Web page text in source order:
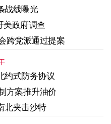
战线曝光
美政府调查
跨党派通过提案
约式防务协议
方案推升油价
北夹击沙特